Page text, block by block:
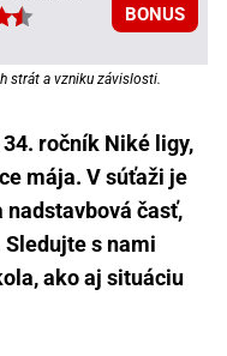
BONUS
strát a vzniku závislosti.
ročník Niké ligy,
mája. V súťaži je
časť,
s nami
ako aj situáciu